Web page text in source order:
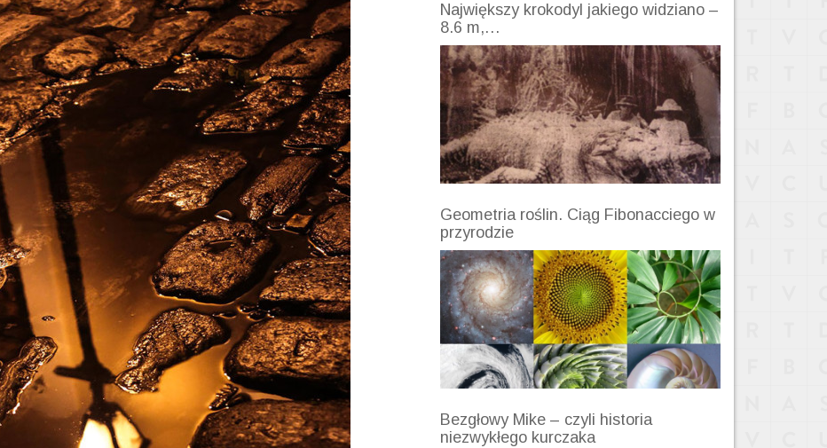
Największy krokodyl jakiego widziano –
8.6 m,…
Geometria roślin. Ciąg Fibonacciego w
przyrodzie
Bezgłowy Mike – czyli historia
niezwykłego kurczaka